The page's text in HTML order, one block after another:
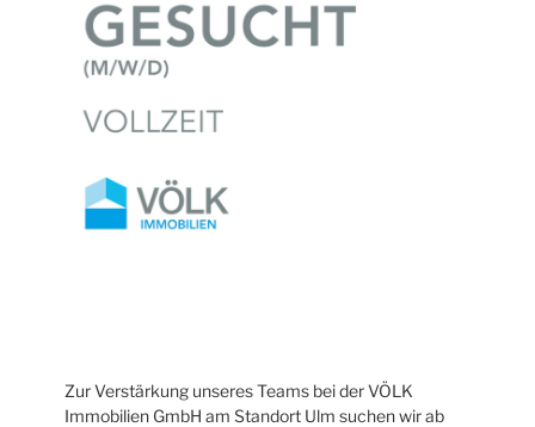
Zur Verstärkung unseres Teams bei der VÖLK
Immobilien GmbH am Standort Ulm suchen wir ab